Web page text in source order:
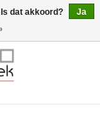
0 Artikelen - €0,00
dat akkoord?
Ja